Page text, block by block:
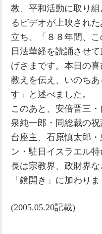
教、平和活動に取り
るビデオが上映され
立ち、「８８年間、
日法華経を読誦させ
げさまです。本日の
教えを伝え、いのち
す」と述べました。
このあと、安倍晋三
泉純一郎・同総裁の
台座主、石原慎太郎
ン・駐日イスラエル
長は宗教界、政財界な
「鏡開き」に加わりま
(2005.05.20記載)